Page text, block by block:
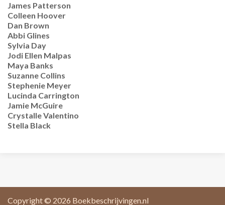
James Patterson
Colleen Hoover
Dan Brown
Abbi Glines
Sylvia Day
Jodi Ellen Malpas
Maya Banks
Suzanne Collins
Stephenie Meyer
Lucinda Carrington
Jamie McGuire
Crystalle Valentino
Stella Black
Copyright © 2026 Boekbeschrijvingen.nl